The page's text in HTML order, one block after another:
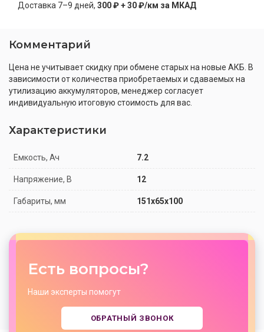
Доставка 7–9 дней, 300 ₽ + 30 ₽/км за МКАД
Характеристики
Емкость, Ач 7.2
Напряжение, В 12
Габариты, мм 151x65x100
Комментарий
Цена не учитывает скидку при обмене старых на новые АКБ. В
зависимости от количества приобретаемых и сдаваемых на
утилизацию аккумуляторов, менеджер согласует
индивидуальную итоговую стоимость для вас.
Есть вопросы?
Наши эксперты помогут
ОБРАТНЫЙ ЗВОНОК